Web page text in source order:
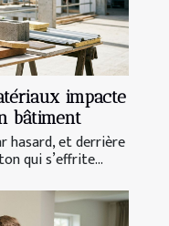
impacte
bâtiment
hasard, et derrière
qui s’effrite...